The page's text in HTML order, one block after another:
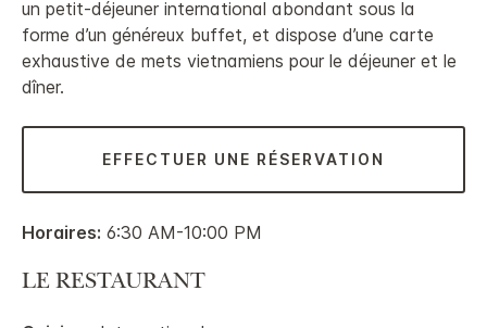
un petit-déjeuner international abondant sous la
forme d’un généreux buffet, et dispose d’une carte
exhaustive de mets vietnamiens pour le déjeuner et le
dîner.
EFFECTUER UNE RÉSERVATION
Horaires: 6:30 AM-10:00 PM
LE RESTAURANT